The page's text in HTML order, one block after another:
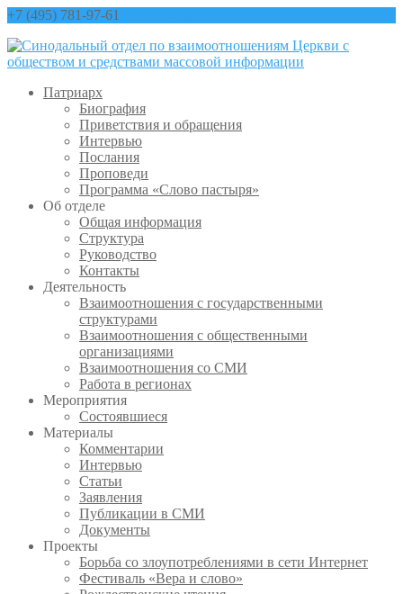
+7 (495) 781-97-61
Патриарх
Биография
Приветствия и обращения
Интервью
Послания
Проповеди
Программа «Слово пастыря»
Об отделе
Общая информация
Структура
Руководство
Контакты
Деятельность
Взаимоотношения с государственными
структурами
Взаимоотношения с общественными
организациями
Взаимоотношения со СМИ
Работа в регионах
Мероприятия
Состоявшиеся
Материалы
Комментарии
Интервью
Статьи
Заявления
Публикации в СМИ
Документы
Проекты
Борьба со злоупотреблениями в сети Интернет
Фестиваль «Вера и слово»